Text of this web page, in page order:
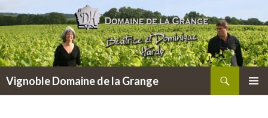
Vignoble Domaine de la Grange